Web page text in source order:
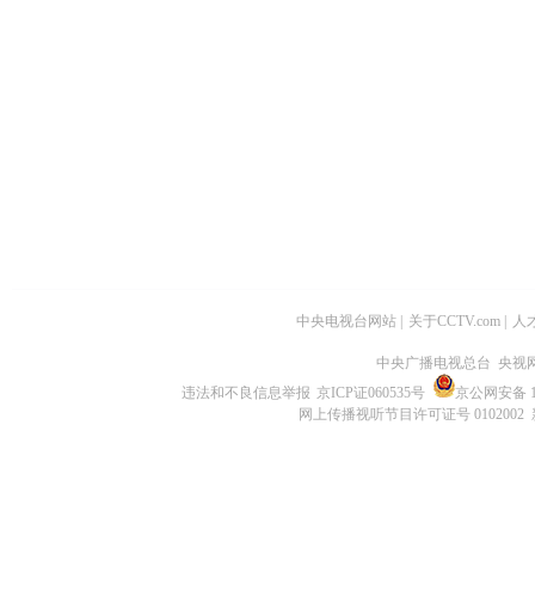
中央电视台网站 关于CCTV.com 人
中央广播电视总台 央视
违法和不良信息举报 京ICP证060535号
京公网安备
网上传播视听节目许可证号 0102002